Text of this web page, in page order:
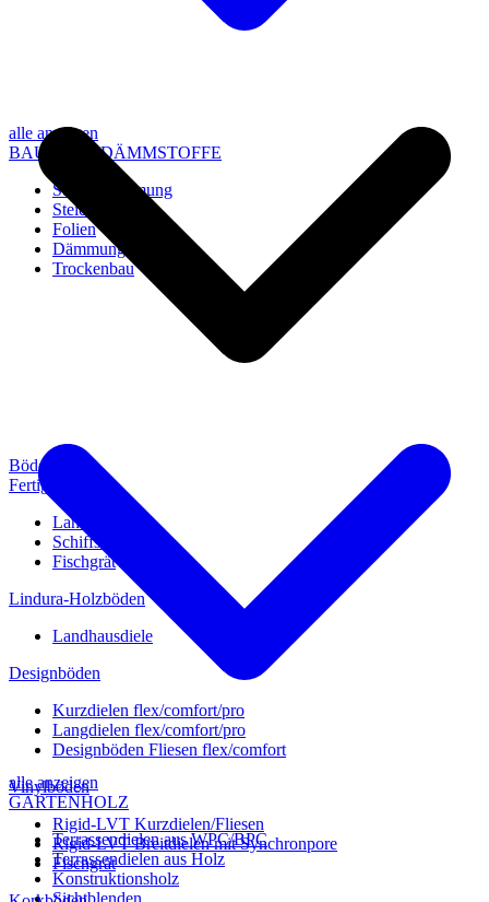
alle anzeigen
BAU- UND DÄMMSTOFFE
Steico Dämmung
Steico Zubehör
Folien
Dämmung
Trockenbau
alle anzeigen
GARTENHOLZ
Terrassendielen aus WPC/BPC
Terrassendielen aus Holz
Konstruktionsholz
Sichtblenden
Böden
Fertigparkett
Landhausdiele
Schiffsboden
Fischgrät
Lindura-Holzböden
Landhausdiele
Designböden
Kurzdielen flex/comfort/pro
Langdielen flex/comfort/pro
Designböden Fliesen flex/comfort
Vinylböden
Rigid-LVT Kurzdielen/Fliesen
Rigid-LVT Breitdielen mit Synchronpore
Fischgrät